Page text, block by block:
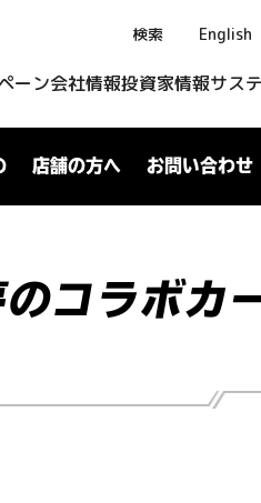
検索 English
ーン会社情報投資家情報サス
店舗の方へ お問い合わせ
コラボカ